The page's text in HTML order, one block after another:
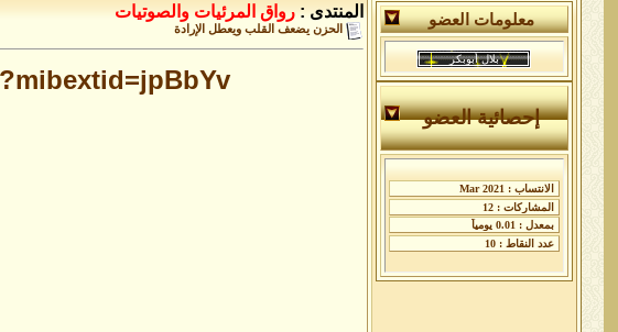
معلومات العضو
إحصائية العضو
المنتدى : رواق المرئيات والصوتيات
الحزن يضعف القلب ويعطل الإرادة
]